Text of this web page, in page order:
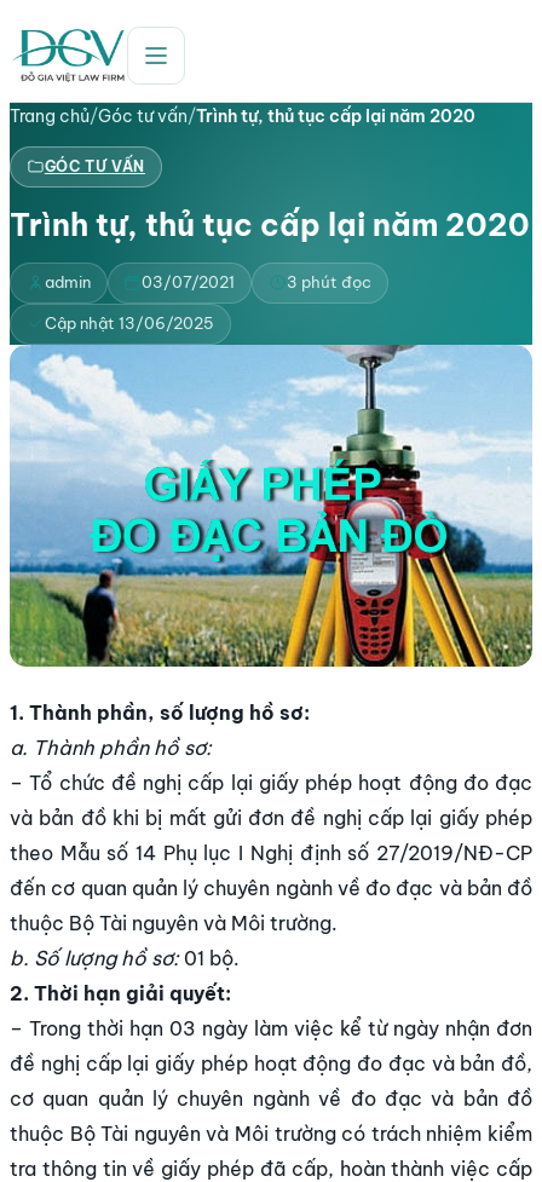
Trang chủ/Góc tư vấn/Trình tự, thủ tục cấp lại năm 2020
GÓC TƯ VẤN
Trình tự, thủ tục cấp lại năm 2020
admin 03/07/2021 3 phút đọc
Cập nhật 13/06/2025
1. Thành phần, số lượng hồ sơ:
a. Thành phần hồ sơ:
– Tổ chức đề nghị cấp lại giấy phép hoạt động đo đạc
và bản đồ khi bị mất gửi đơn đề nghị cấp lại giấy phép
theo Mẫu số 14 Phụ lục I Nghị định số 27/2019/NĐ-CP
đến cơ quan quản lý chuyên ngành về đo đạc và bản đồ
thuộc Bộ Tài nguyên và Môi trường.
b. Số lượng hồ sơ:01 bộ.
2. Thời hạn giải quyết:
– Trong thời hạn 03 ngày làm việc kể từ ngày nhận đơn
đề nghị cấp lại giấy phép hoạt động đo đạc và bản đồ,
cơ quan quản lý chuyên ngành về đo đạc và bản đồ
thuộc Bộ Tài nguyên và Môi trường có trách nhiệm kiểm
tra thông tin về giấy phép đã cấp, hoàn thành việc cấp